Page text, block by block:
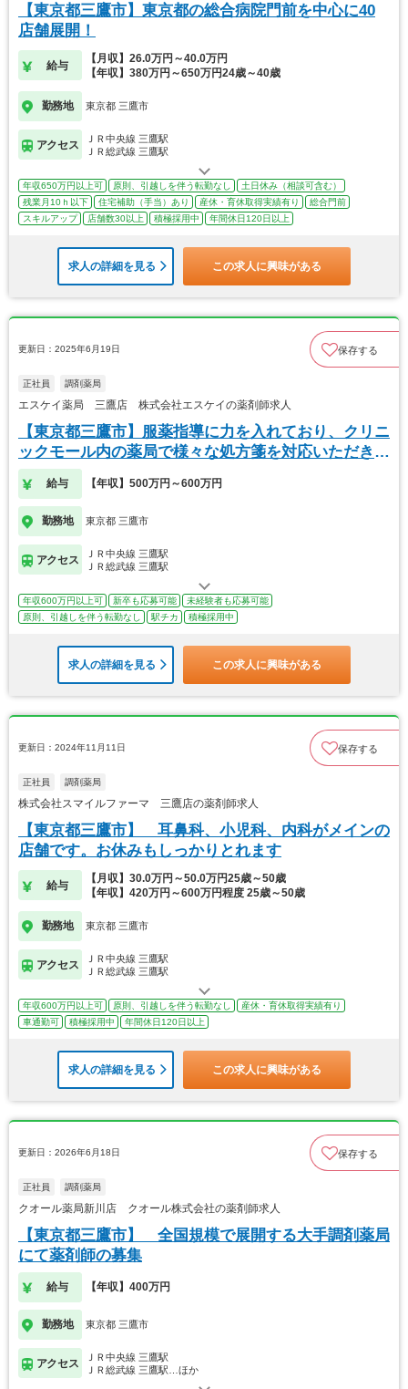
【東京都三鷹市】東京都の総合病院門前を中心に40
店舗展開！
給与
【月収】26.0万円～40.0万円
【年収】380万円～650万円24歳～40歳
勤務地 東京都 三鷹市
アクセス
ＪＲ中央線 三鷹駅
ＪＲ総武線 三鷹駅
年収650万円以上可 原則、引越しを伴う転勤なし
土日休み（相談可含む）
残業月10ｈ以下
住宅補助（手当）あり 産休・育休取得実績有り
総合門前
スキルアップ
店舗数30以上 積極採用中 年間休日120日以上
求人の詳細を見る この求人に興味がある
更新日：2025年6月19日 保存する
正社員 調剤薬局
エスケイ薬局 三鷹店 株式会社エスケイの薬剤師求人
【東京都三鷹市】服薬指導に力を入れており、クリニ
ックモール内の薬局で様々な処方箋を対応いただきま
す！
給与 【年収】500万円～600万円
勤務地 東京都 三鷹市
アクセス
ＪＲ中央線 三鷹駅
ＪＲ総武線 三鷹駅
年収600万円以上可 新卒も応募可能
未経験者も応募可能
原則、引越しを伴う転勤なし
駅チカ 積極採用中
求人の詳細を見る この求人に興味がある
更新日：2024年11月11日 保存する
正社員 調剤薬局
株式会社スマイルファーマ 三鷹店の薬剤師求人
【東京都三鷹市】 耳鼻科、小児科、内科がメインの
店舗です。お休みもしっかりとれます
給与
【月収】30.0万円～50.0万円25歳～50歳
【年収】420万円～600万円程度 25歳～50歳
勤務地 東京都 三鷹市
アクセス
ＪＲ中央線 三鷹駅
ＪＲ総武線 三鷹駅
年収600万円以上可 原則、引越しを伴う転勤なし
産休・育休取得実績有り
車通勤可
積極採用中 年間休日120日以上
求人の詳細を見る この求人に興味がある
更新日：2026年6月18日 保存する
正社員 調剤薬局
クオール薬局新川店 クオール株式会社の薬剤師求人
【東京都三鷹市】 全国規模で展開する大手調剤薬局
にて薬剤師の募集
給与 【年収】400万円
勤務地 東京都 三鷹市
アクセス
ＪＲ中央線 三鷹駅
ＪＲ総武線 三鷹駅…ほか